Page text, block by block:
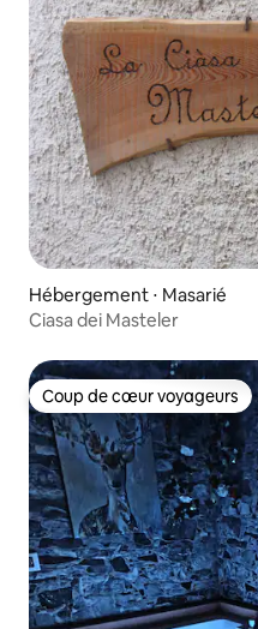
Hébergement ⋅ Masarié
Ciasa dei Masteler
Coup de cœur voyageurs
Coup de cœur voyageurs